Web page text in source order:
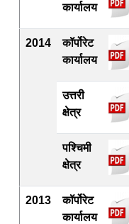
कार्यालय
2014
कॉर्पोरेट
कार्यालय
उत्तरी
क्षेत्र
पश्चिमी
क्षेत्र
2013
कॉर्पोरेट
कार्यालय